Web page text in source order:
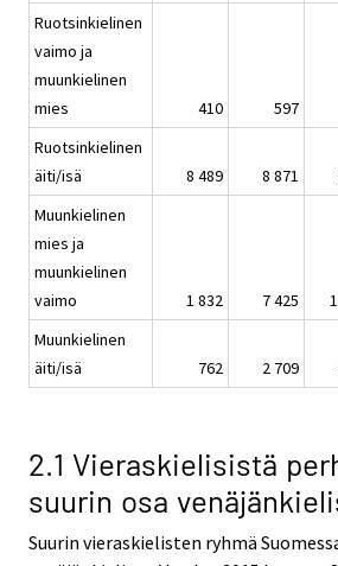
Ruotsinkielinen
vaimo ja
muunkielinen
mies
410 597
Ruotsinkielinen
äiti/isä
8 489 8 871
Muunkielinen
mies ja
muunkielinen
vaimo
1 832 7 425
Muunkielinen
äiti/isä
762 2 709
2.1 Vieraskielisistä
suurin osa
Suurin vieraskielisten ryhmä